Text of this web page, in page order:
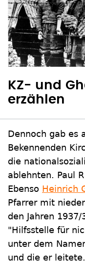
KZ- und
erzählen
Dennoch gab es
Bekennenden
die
ablehnten. Paul
Ebenso Heinrich
Pfarrer mit
den Jahren
"Hilfsstelle für
unter dem
und die er